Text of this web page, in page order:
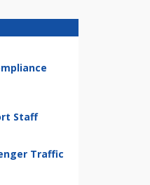
Staff
Traffic